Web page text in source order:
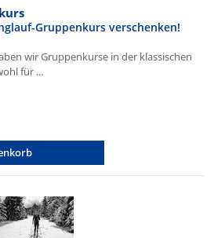
Gruppenkurs verschenken!
wir Gruppenkurse in der klassischen
für ...